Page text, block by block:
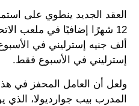
إسترليني في الأسبوع فقط.
ولعل أن العامل المحفز في
المدرب بيب جوارديولا، الذي